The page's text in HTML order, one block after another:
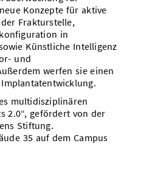
Konzepte für aktive
Frakturstelle,
in
Künstliche Intelligenz
und
werfen sie einen
multidisziplinären
2.0“, gefördert von der
Stiftung.
35 auf dem Campus